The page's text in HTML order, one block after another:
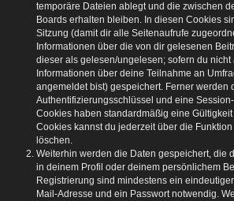
temporäre Dateien ablegt und die zwischen
Boards erhalten bleiben. In diesen Cookies
Sitzung (damit dir alle Seitenaufrufe
Informationen über die von dir gelesenen
dieser als gelesen/ungelesen; sofern du
Informationen über deine Teilnahme an
angemeldet bist) gespeichert. Ferner werden
Authentifizierungsschlüssel und eine
Cookies haben standardmäßig eine Gültigkeit
Cookies kannst du jederzeit über die Funktion
löschen.
Weiterhin werden die Daten gespeichert, die
in deinem Profil oder deinem persönlichem
Registrierung sind mindestens ein
Mail-Adresse und ein Passwort notwendig.